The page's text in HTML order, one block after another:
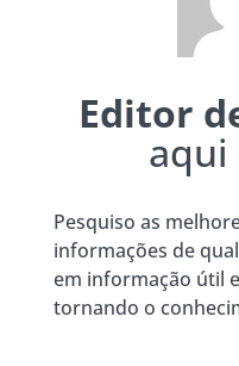
Editor
aqui
Pesquiso as
informações de
em informação útil
tornando o